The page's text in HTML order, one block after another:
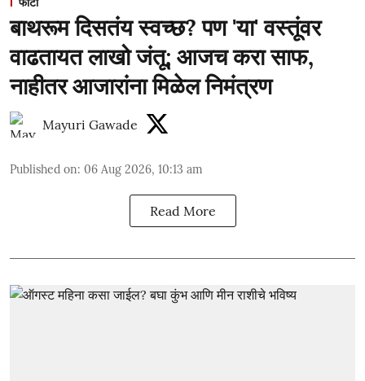
बाथरूम दिसतंय स्वच्छ? पण 'या' वस्तूंवर
वाढतायत लाखो जंतू; आजच करा साफ,
नाहीतर आजारांना मिळेल निमंत्रण
Mayuri Gawade
Published on: 06 Aug 2026, 10:13 am
Read More